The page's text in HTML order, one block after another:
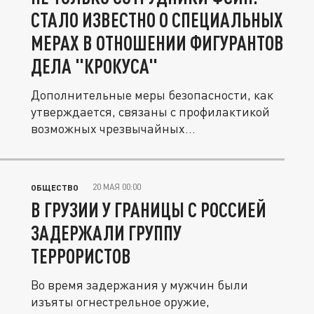
СТАЛО ИЗВЕСТНО О СПЕЦИАЛЬНЫХ
МЕРАХ В ОТНОШЕНИИ ФИГУРАНТОВ
ДЕЛА "КРОКУСА"
Дополнительные меры безопасности, как
утверждается, связаны с профилактикой
возможных чрезвычайных...
ОБЩЕСТВО 20 МАЯ 00:00
В ГРУЗИИ У ГРАНИЦЫ С РОССИЕЙ
ЗАДЕРЖАЛИ ГРУППУ
ТЕРРОРИСТОВ
Во время задержания у мужчин были
изъяты огнестрельное оружие,